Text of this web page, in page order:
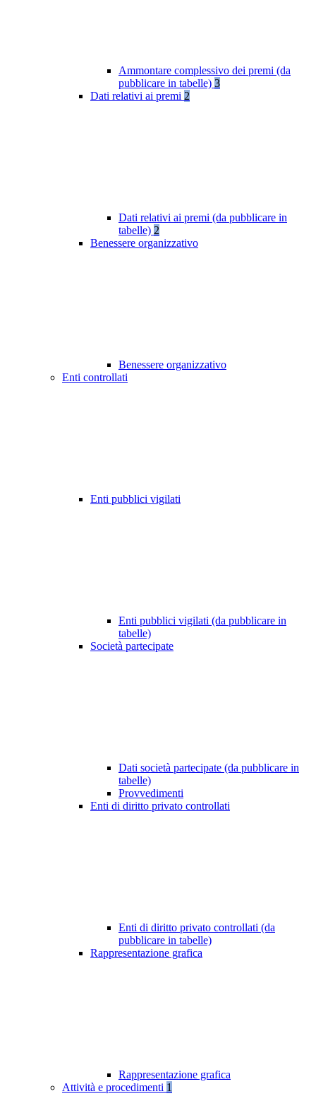
Ammontare complessivo dei premi (da
pubblicare in tabelle) 3
Dati relativi ai premi 2
Dati relativi ai premi (da pubblicare in
tabelle) 2
Benessere organizzativo
Benessere organizzativo
Enti controllati
Enti pubblici vigilati
Enti pubblici vigilati (da pubblicare in
tabelle)
Società partecipate
Dati società partecipate (da pubblicare in
tabelle)
Provvedimenti
Enti di diritto privato controllati
Enti di diritto privato controllati (da
pubblicare in tabelle)
Rappresentazione grafica
Rappresentazione grafica
Attività e procedimenti 1